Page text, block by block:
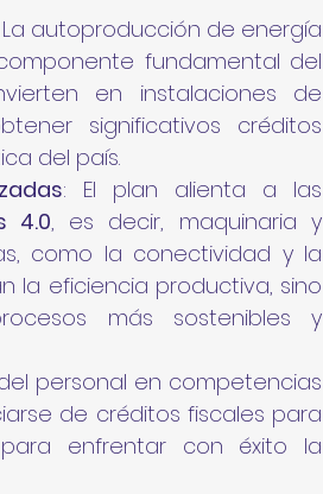
La autoproducción de energía
fundamental del
en instalaciones de
significativos créditos
del país.
: El plan alienta a las
4.0, es decir, maquinaria y
como la conectividad y la
la eficiencia productiva, sino
más sostenibles y
personal en competencias
de créditos fiscales para
enfrentar con éxito la